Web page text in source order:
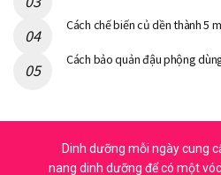
Cách chế biến củ dền thành 5
Cách bảo quản đậu phộng
Dinh dưỡng mỗi ngày cung
nang dinh dưỡng để có một